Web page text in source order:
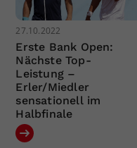
27.10.2022
Erste Bank Open:
Nächste Top-
Leistung –
Erler/Miedler
sensationell im
Halbfinale